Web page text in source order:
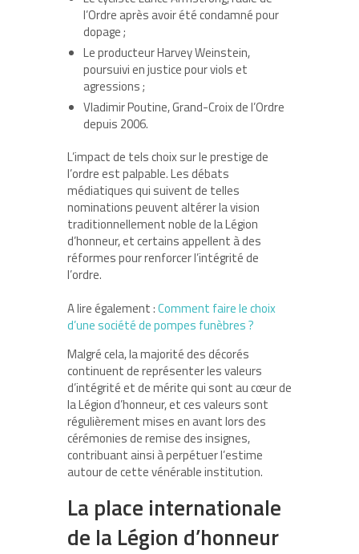
l’Ordre après avoir été condamné pour
dopage ;
Le producteur Harvey Weinstein,
poursuivi en justice pour viols et
agressions ;
Vladimir Poutine, Grand-Croix de l’Ordre
depuis 2006.
L’impact de tels choix sur le prestige de
l’ordre est palpable. Les débats
médiatiques qui suivent de telles
nominations peuvent altérer la vision
traditionnellement noble de la Légion
d’honneur, et certains appellent à des
réformes pour renforcer l’intégrité de
l’ordre.
A lire également :Comment faire le choix
d’une société de pompes funèbres ?
Malgré cela, la majorité des décorés
continuent de représenter les valeurs
d’intégrité et de mérite qui sont au cœur de
la Légion d’honneur, et ces valeurs sont
régulièrement mises en avant lors des
cérémonies de remise des insignes,
contribuant ainsi à perpétuer l’estime
autour de cette vénérable institution.
La place internationale
de la Légion d’honneur